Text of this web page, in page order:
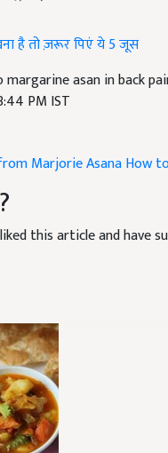
है तो ज़रूर पिएं ये 5 जूस
asan in back
PM IST
Marjorie AsanaHow
this article and have